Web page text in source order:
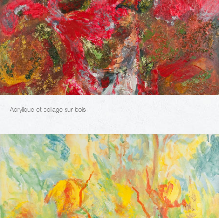
Acrylique et collage sur bois